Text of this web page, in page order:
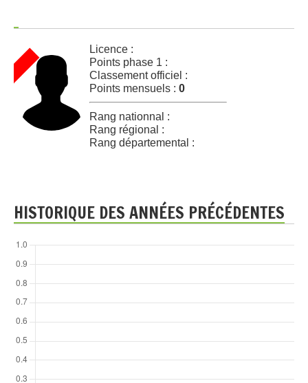
Licence :
Points phase 1 :
Classement officiel :
Points mensuels : 0
Rang nationnal :
Rang régional :
Rang départemental :
HISTORIQUE DES ANNÉES PRÉCÉDENTES